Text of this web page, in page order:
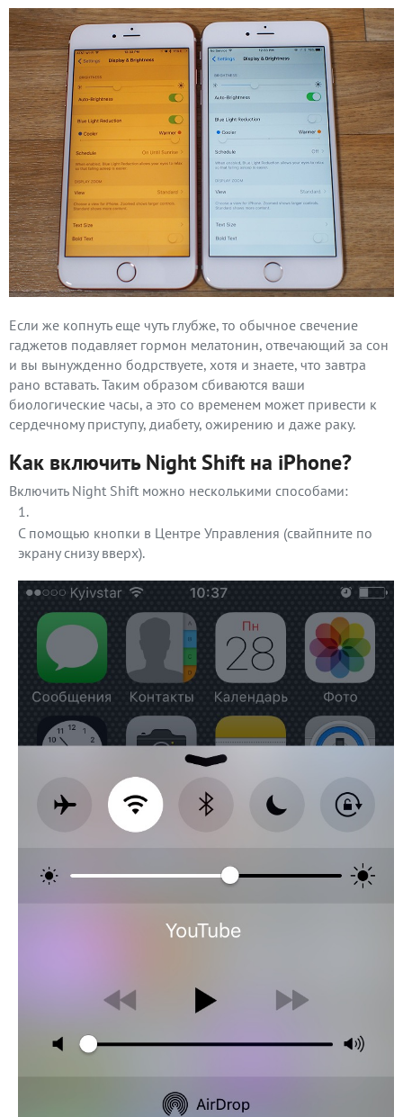
Если же копнуть еще чуть глубже, то обычное свечение
гаджетов подавляет гормон мелатонин, отвечающий за сон
и вы вынужденно бодрствуете, хотя и знаете, что завтра
рано вставать. Таким образом сбиваются ваши
биологические часы, а это со временем может привести к
сердечному приступу, диабету, ожирению и даже раку.
Как включить Night Shift на iPhone?
Включить Night Shift можно несколькими способами:
С помощью кнопки в Центре Управления (свайпните по
экрану снизу вверх).